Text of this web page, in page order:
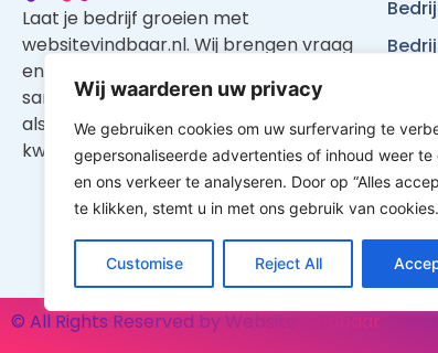
Wij waarderen uw privacy
We gebruiken cookies om uw surfervaring te
gepersonaliseerde advertenties of inhoud weer te
en ons verkeer te analyseren. Door op “Alles
te klikken, stemt u in met ons gebruik van cookies.
Customise Reject All
Laat je bedrijf groeien met
websitevindbaar.nl. Wij brengen vraag
en aanbod op een gerichte manier
samen, waardoor je zowel als klant en
als aannemer profiteert van een
kwalitatief goed aanbod.
Is
© All Rights Reserved by Website Vindbaar